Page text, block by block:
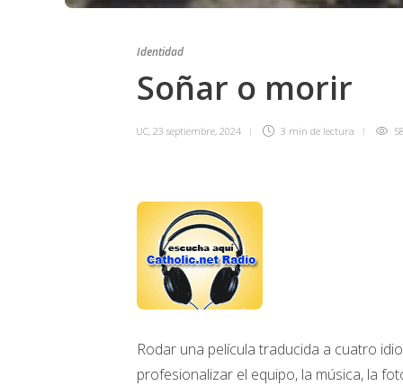
Identidad
Soñar o morir
UC, 23 septiembre, 2024 3 min de lectura
Rodar una película traducida a cuatro
profesionalizar el equipo, la música, la